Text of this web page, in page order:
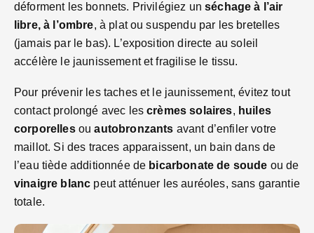
déforment les bonnets. Privilégiez unséchage à l’air
libre, à l’ombre, à plat ou suspendu par les bretelles
(jamais par le bas). L’exposition directe au soleil
accélère le jaunissement et fragilise le tissu.
Pour prévenir les taches et le jaunissement, évitez tout
contact prolongé avec lescrèmes solaires, huiles
corporellesouautobronzants avant d’enfiler votre
maillot. Si des traces apparaissent, un bain dans de
l’eau tiède additionnée de bicarbonate de soude ou de
vinaigre blanc peut atténuer les auréoles, sans garantie
totale.